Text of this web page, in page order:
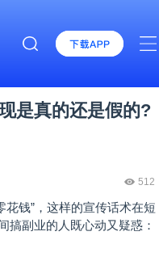
是真的还是假的?
512
花钱”，这样的宣传话术在短
搞副业的人既心动又疑惑：